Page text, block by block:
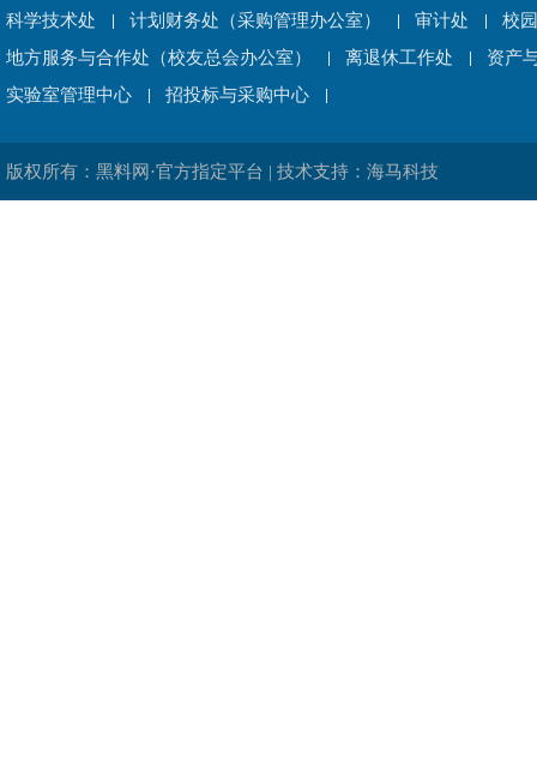
科学技术处
计划财务处（采购管理办公室） 审计处
校
地方服务与合作处（校友总会办公室）
离退休工作处
资产
实验室管理中心
招投标与采购中心
版权所有：黑料网·官方指定平台 | 技术支持：海马科技